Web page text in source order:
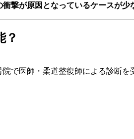
衝撃が原因となっているケースが少
？
で医師・柔道整復師による診断を